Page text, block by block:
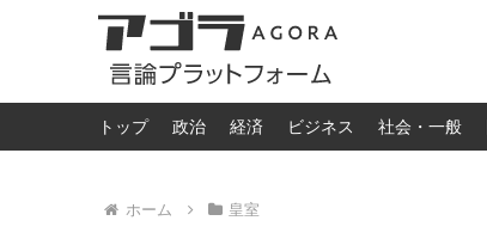
トップ 政治 経済 ビジネス 社会・一般
ホーム 皇室